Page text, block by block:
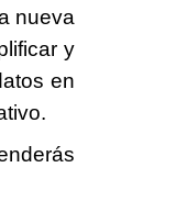
nueva
y
en